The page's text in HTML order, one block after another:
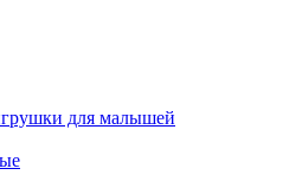
для малышей